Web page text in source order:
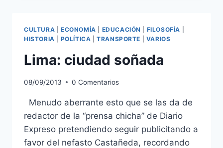
CULTURA ECONOMÍA EDUCACIÓN FILOSOFÍA
HISTORIA
POLÍTICA |TRANSPORTE VARIOS
Lima: ciudad soñada
08/09/2013 0 Comentarios
Menudo aberrante esto que se las da de
redactor de la “prensa chicha” de Diario
Expreso pretendiendo seguir publicitando a
favor del nefasto Castañeda, recordando